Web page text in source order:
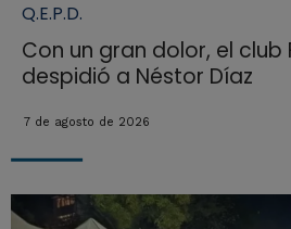
Q.E.P.D.
Con un gran dolor, el club
despidió a Néstor Díaz
7 de agosto de 2026